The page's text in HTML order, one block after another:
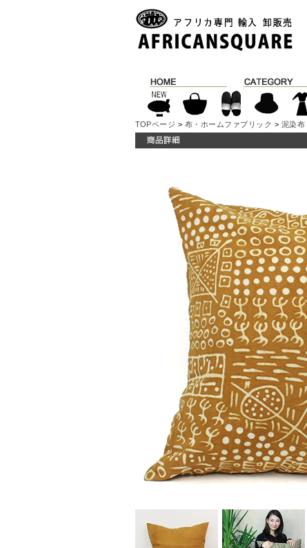
TOPページ > 布・ホームファブリック > 泥染布